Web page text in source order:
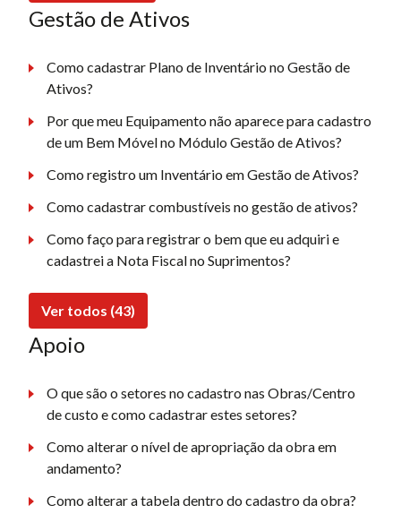
Gestão de Ativos
Como cadastrar Plano de Inventário no Gestão de
Ativos?
Por que meu Equipamento não aparece para cadastro
de um Bem Móvel no Módulo Gestão de Ativos?
Como registro um Inventário em Gestão de Ativos?
Como cadastrar combustíveis no gestão de ativos?
Como faço para registrar o bem que eu adquiri e
cadastrei a Nota Fiscal no Suprimentos?
Ver todos (43)
Apoio
O que são o setores no cadastro nas Obras/Centro
de custo e como cadastrar estes setores?
Como alterar o nível de apropriação da obra em
andamento?
Como alterar a tabela dentro do cadastro da obra?